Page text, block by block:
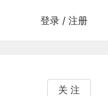
登录 / 注册
关 注